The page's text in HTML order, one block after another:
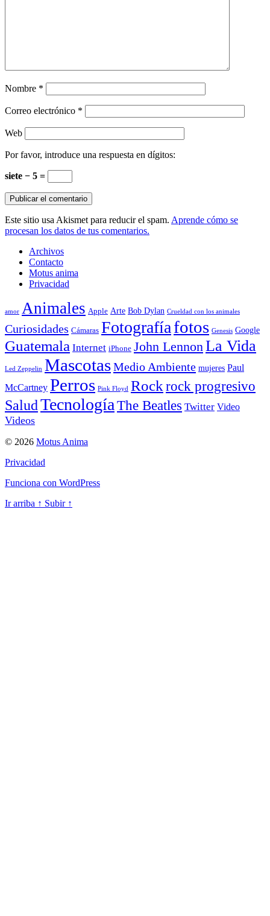
Nombre *
Correo electrónico *
Web
Por favor, introduce una respuesta en dígitos:
siete − 5 =
Este sitio usa Akismet para reducir el spam. Aprende cómo se
procesan los datos de tus comentarios.
Archivos
Contacto
Motus anima
Privacidad
amor Animales Apple Arte Bob Dylan Crueldad con los animales
Curiosidades Cámaras Fotografíafotos Genesis Google
Guatemala Internet iPhone John LennonLa Vida
Led Zeppelin MascotasMedio Ambiente mujeres Paul
McCartney Perros Pink Floyd Rock rock progresivo
SaludTecnologíaThe Beatles Twitter Video
Videos
© 2026 Motus Anima
Privacidad
Funciona con WordPress
Ir arriba ↑ Subir ↑